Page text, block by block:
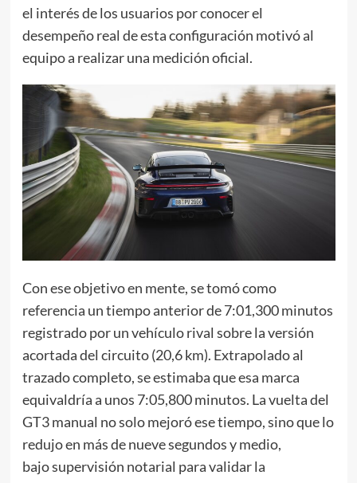
el interés de los usuarios por conocer el
desempeño real de esta configuración motivó al
equipo a realizar una medición oficial.
Con ese objetivo en mente, se tomó como
referencia un tiempo anterior de 7:01,300 minutos
registrado por un vehículo rival sobre la versión
acortada del circuito (20,6 km). Extrapolado al
trazado completo, se estimaba que esa marca
equivaldría a unos 7:05,800 minutos. La vuelta del
GT3 manual no solo mejoró ese tiempo, sino que lo
redujo en más de nueve segundos y medio,
bajo supervisión notarial para validar la